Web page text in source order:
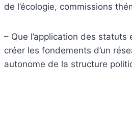
de l’écologie, commissions
– Que l’application des statuts
créer les fondements d’un
autonome de la structure